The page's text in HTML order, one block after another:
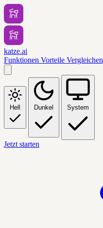
katze.ai
Funktionen Vorteile Vergleichen
Hell Dunkel System
Jetzt starten